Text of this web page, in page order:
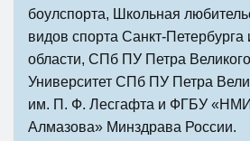
боулспорта, Школьная
видов спорта Санкт-Петербурга
области, СПб ПУ Петра
Университет СПб ПУ Петра
им. П. Ф. Лесгафта и ФГБУ
Алмазова» Минздрава России.